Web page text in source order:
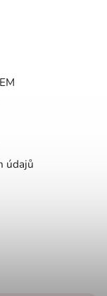
údajů